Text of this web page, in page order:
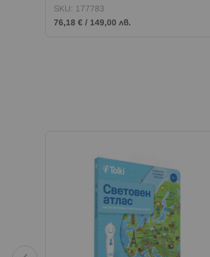
SKU: 177783
76,18 € / 149,00 лв.